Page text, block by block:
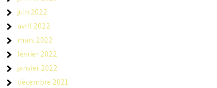
juin 2022
avril 2022
mars 2022
février 2022
janvier 2022
décembre 2021